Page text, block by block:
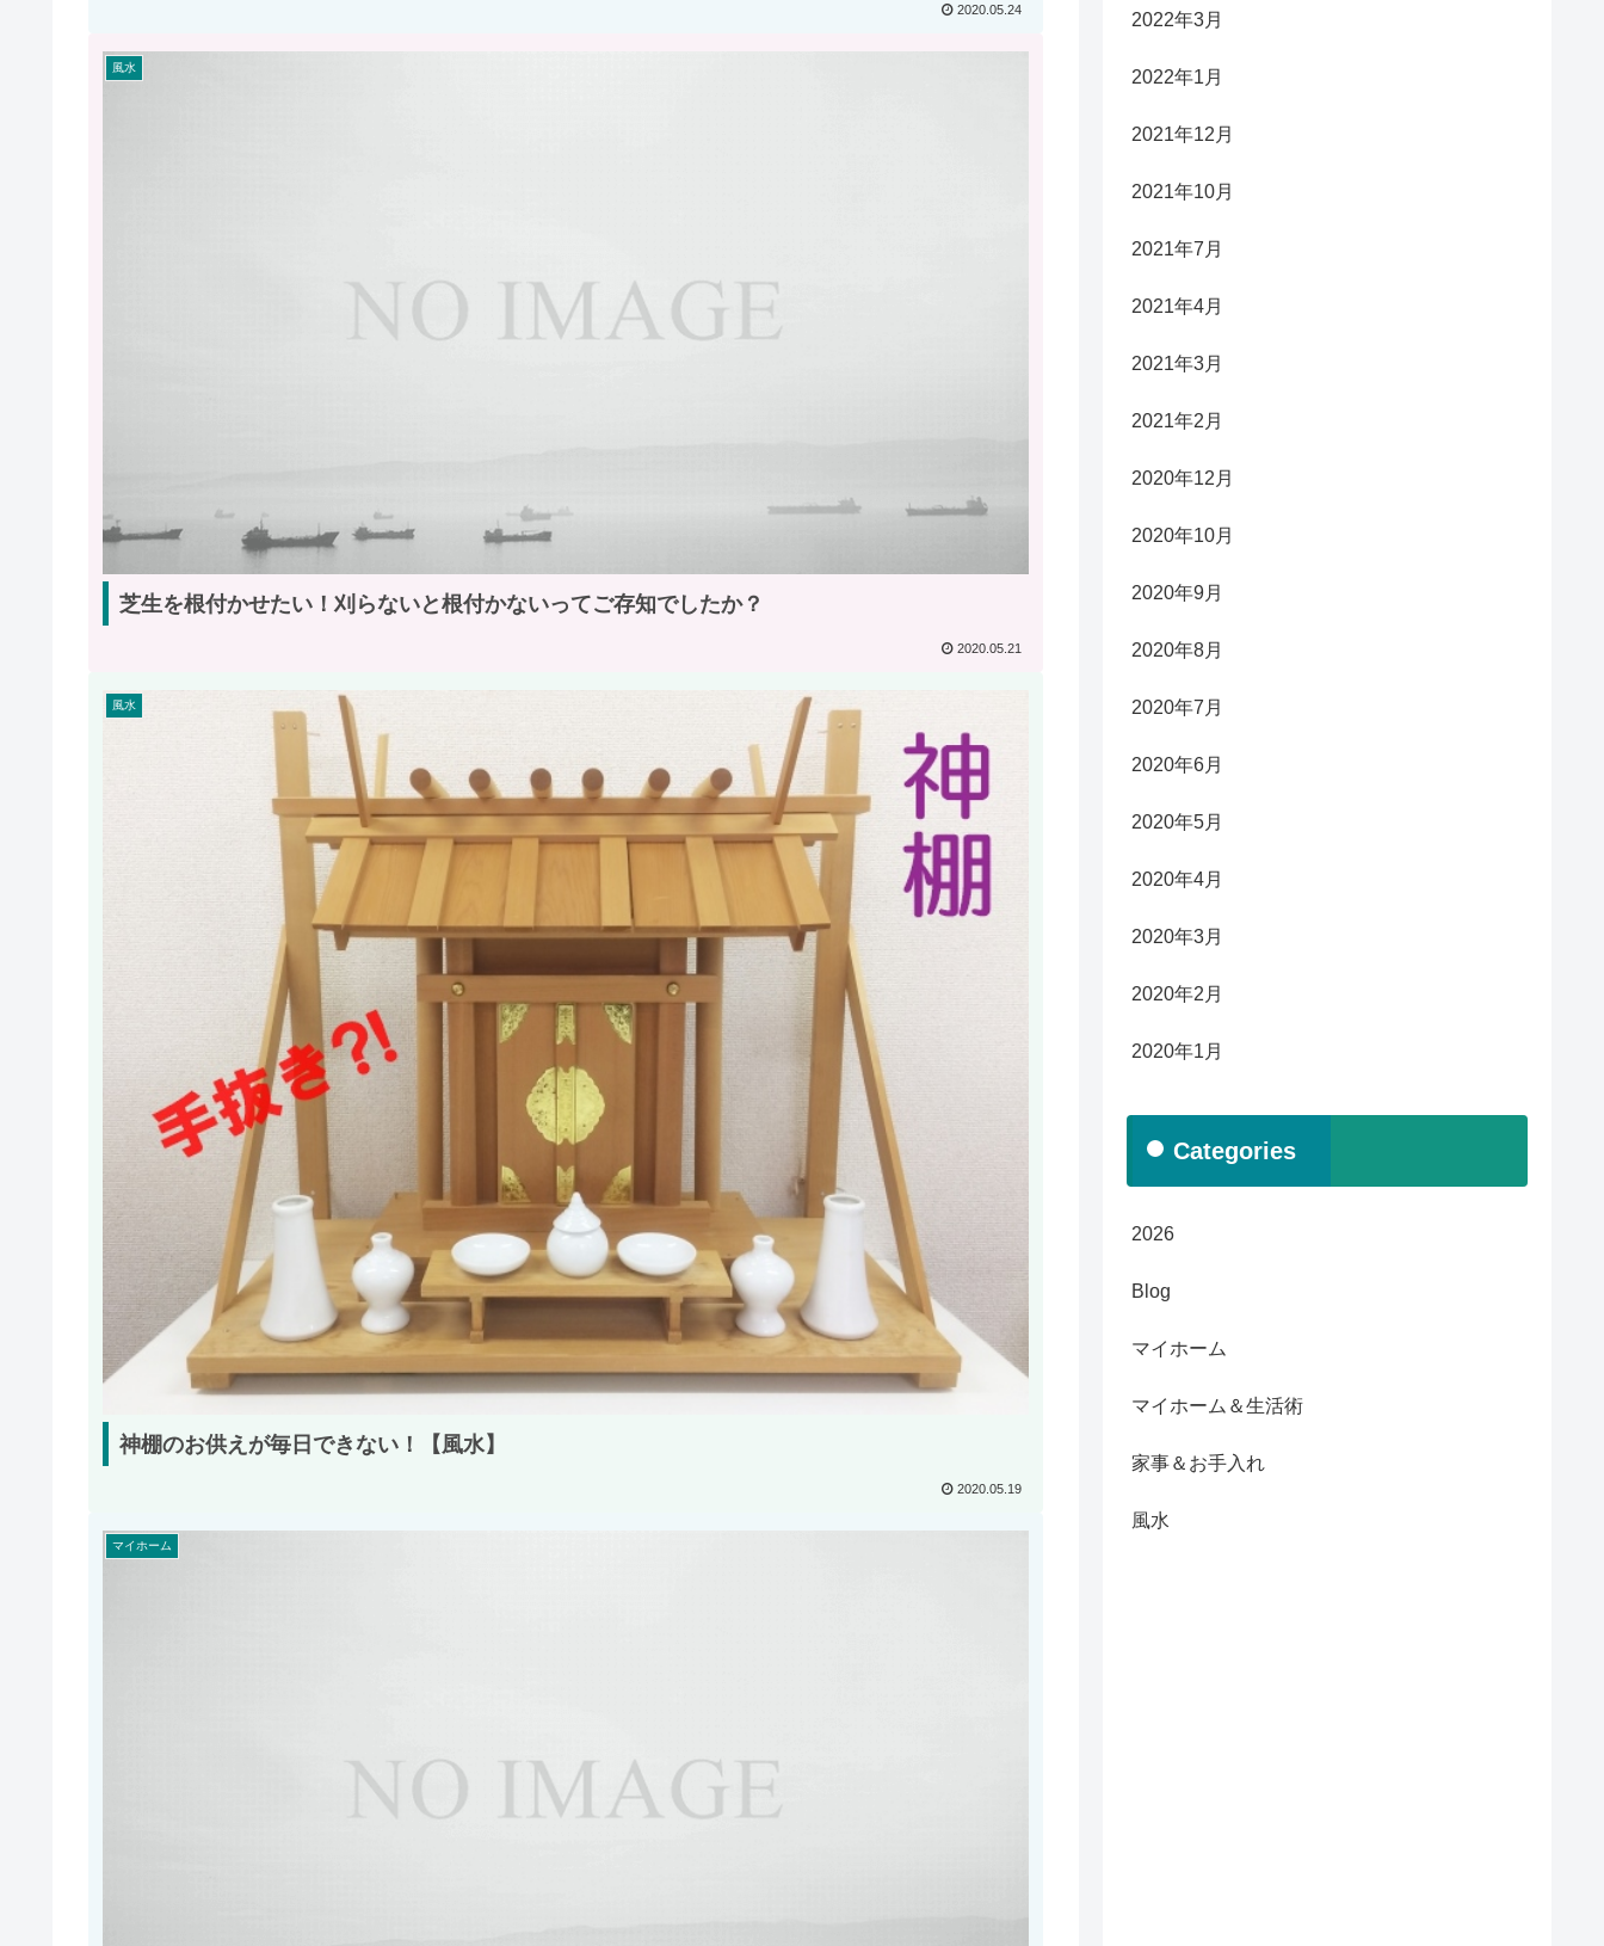
2020.05.24
風水
芝生を根付かせたい！刈らないと根付かないってご存知でしたか？
2020.05.21
風水
神棚のお供えが毎日できない！【風水】
2020.05.19
マイホーム
2022年3月
2022年1月
2021年12月
2021年10月
2021年7月
2021年4月
2021年3月
2021年2月
2020年12月
2020年10月
2020年9月
2020年8月
2020年7月
2020年6月
2020年5月
2020年4月
2020年3月
2020年2月
2020年1月
Categories
2026
Blog
マイホーム
マイホーム＆生活術
家事＆お手入れ
風水